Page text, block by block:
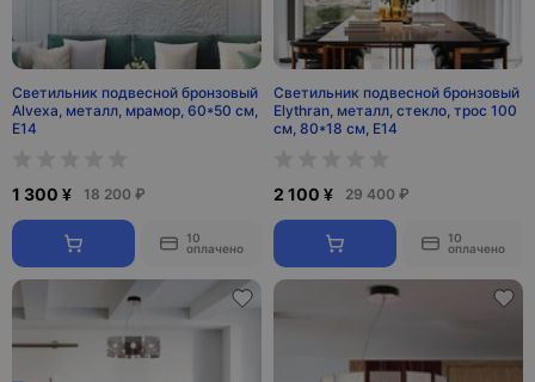
Светильник подвесной бронзовый
Alvexa, металл, мрамор, 60*50 см,
Е14
1 300 ¥ 18 200 ₽
10
оплачено
Светильник подвесной бронзовый
Elythran, металл, стекло, трос 100
см, 80*18 см, E14
2 100 ¥ 29 400 ₽
10
оплачено